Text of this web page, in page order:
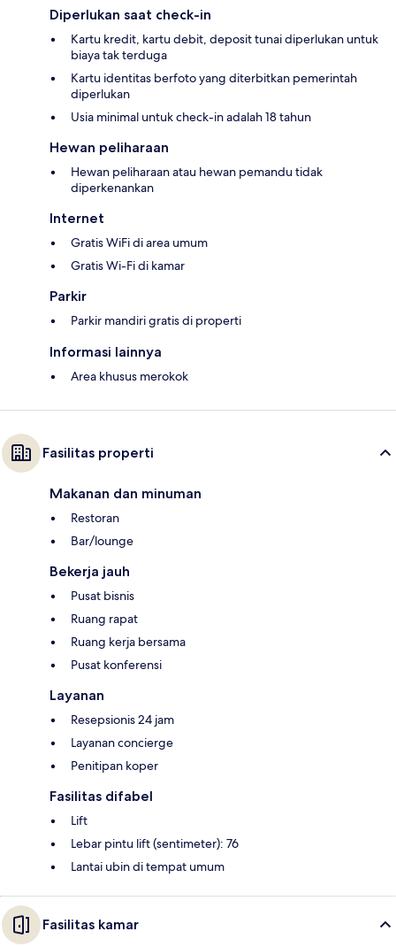
Diperlukan saat check-in
Kartu kredit, kartu debit, deposit tunai diperlukan untuk
biaya tak terduga
Kartu identitas berfoto yang diterbitkan pemerintah
diperlukan
Usia minimal untuk check-in adalah 18 tahun
Hewan peliharaan
Hewan peliharaan atau hewan pemandu tidak
diperkenankan
Internet
Gratis WiFi di area umum
Gratis Wi-Fi di kamar
Parkir
Parkir mandiri gratis di properti
Informasi lainnya
Area khusus merokok
Fasilitas properti
Makanan dan minuman
Restoran
Bar/lounge
Bekerja jauh
Pusat bisnis
Ruang rapat
Ruang kerja bersama
Pusat konferensi
Layanan
Resepsionis 24 jam
Layanan concierge
Penitipan koper
Fasilitas difabel
Lift
Lebar pintu lift (sentimeter): 76
Lantai ubin di tempat umum
Fasilitas kamar